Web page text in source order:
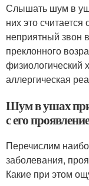
Слышать шум в
них это
неприятный звон
преклонного
физиологический
аллергическая
Шум в ушах
с его
Перечислим
заболевания,
Какие при этом